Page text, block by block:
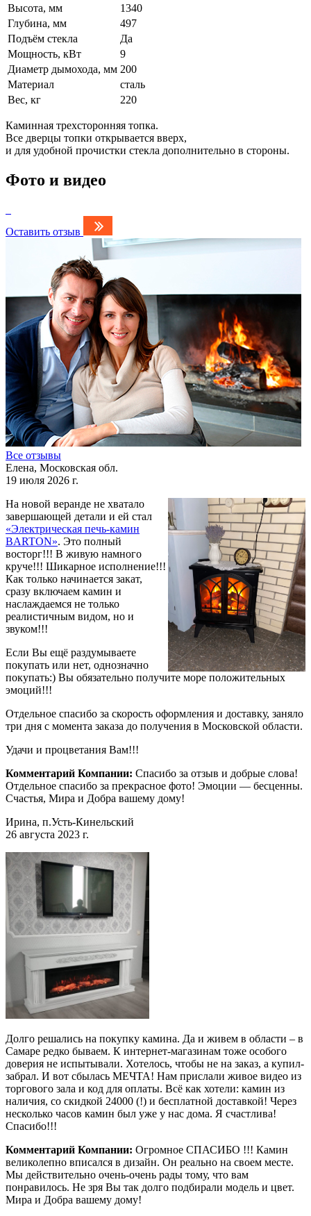
Высота, мм
1340
Глубина, мм
497
Подъём стекла
Да
Мощность, кВт
9
Диаметр дымохода, мм 200
Материал
сталь
Вес, кг
220
Каминная трехсторонняя топка.
Все дверцы топки открывается вверх,
и для удобной прочистки стекла дополнительно в стороны.
Фото и видео
Оставить отзыв
Все отзывы
Елена, Московская обл.
19 июля 2026 г.
На новой веранде не хватало
завершающей детали и ей стал
«Электрическая печь-камин
BARTON». Это полный
восторг!!! В живую намного
круче!!! Шикарное исполнение!!!
Как только начинается закат,
сразу включаем камин и
наслаждаемся не только
реалистичным видом, но и
звуком!!!
Если Вы ещё раздумываете
покупать или нет, однозначно
покупать:) Вы обязательно получите море положительных
эмоций!!!
Отдельное спасибо за скорость оформления и доставку, заняло
три дня с момента заказа до получения в Московской области.
Удачи и процветания Вам!!!
Комментарий Компании: Спасибо за отзыв и добрые слова!
Отдельное спасибо за прекрасное фото! Эмоции — бесценны.
Счастья, Мира и Добра вашему дому!
Ирина, п.Усть-Кинельский
26 августа 2023 г.
Долго решались на покупку камина. Да и живем в области – в
Самаре редко бываем. К интернет-магазинам тоже особого
доверия не испытывали. Хотелось, чтобы не на заказ, а купил-
забрал. И вот сбылась МЕЧТА! Нам прислали живое видео из
торгового зала и код для оплаты. Всё как хотели: камин из
наличия, со скидкой 24000 (!) и бесплатной доставкой! Через
несколько часов камин был уже у нас дома. Я счастлива!
Спасибо!!!
Комментарий Компании: Огромное СПАСИБО !!! Камин
великолепно вписался в дизайн. Он реально на своем месте.
Мы действительно очень-очень рады тому, что вам
понравилось. Не зря Вы так долго подбирали модель и цвет.
Мира и Добра вашему дому!